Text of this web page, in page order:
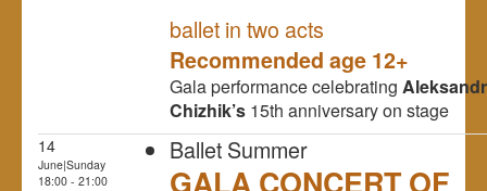
ballet in two acts
Recommended age 12+
Gala performance celebrating
Chizhik’s 15th anniversary on stage
14
June|Sunday
18:00 - 21:00
Ballet Summer
GALA CONCERT OF